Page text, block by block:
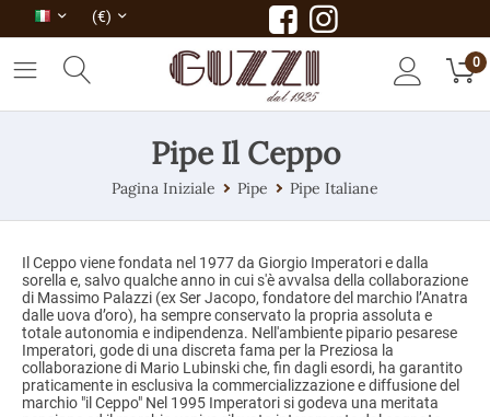
(€)
0
Pipe Il Ceppo
Pagina Iniziale Pipe Pipe Italiane
Il Ceppo viene fondata nel 1977 da Giorgio Imperatori e dalla
sorella e, salvo qualche anno in cui s'è avvalsa della collaborazione
di Massimo Palazzi (ex Ser Jacopo, fondatore del marchio l’Anatra
dalle uova d’oro), ha sempre conservato la propria assoluta e
totale autonomia e indipendenza. Nell'ambiente pipario pesarese
Imperatori, gode di una discreta fama per la Preziosa la
collaborazione di Mario Lubinski che, fin dagli esordi, ha garantito
praticamente in esclusiva la commercializzazione e diffusione del
marchio "il Ceppo" Nel 1995 Imperatori si godeva una meritata